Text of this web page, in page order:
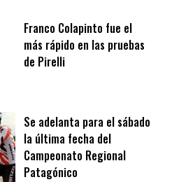
Franco Colapinto fue el
más rápido en las pruebas
de Pirelli
Se adelanta para el sábado
la última fecha del
Campeonato Regional
Patagónico